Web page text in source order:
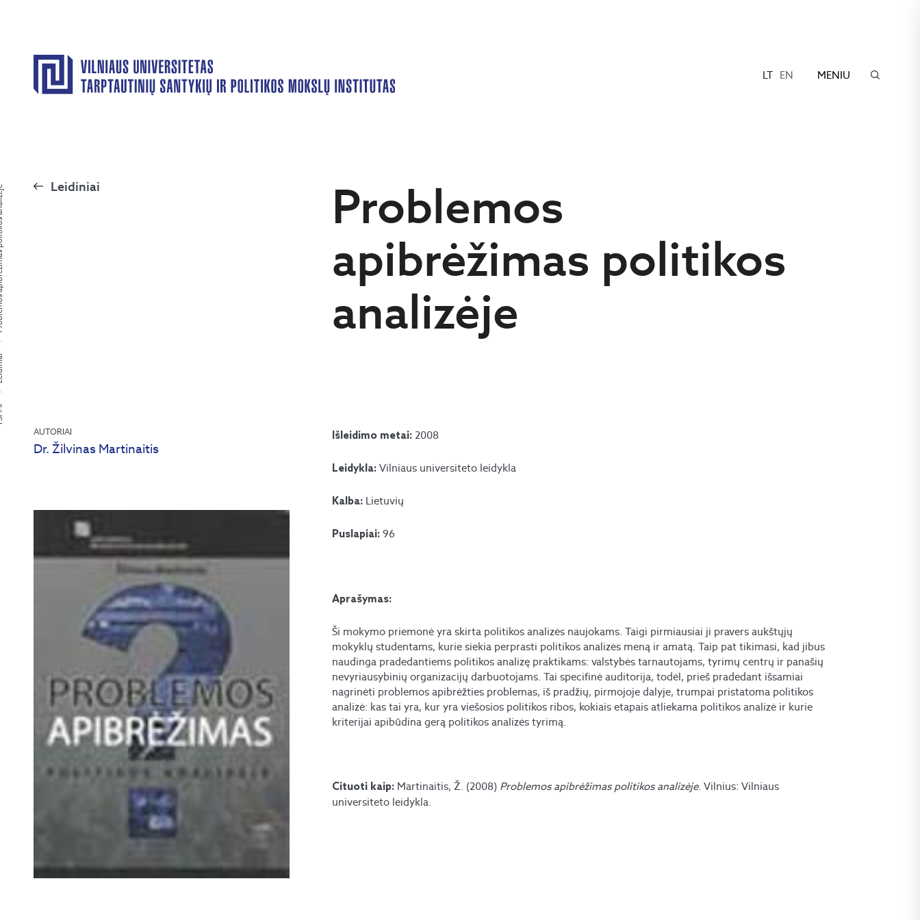
LT EN MENIU
analizėje Leidiniai
Problemos
apibrėžimas politikos
analizėje
AUTORIAI
Dr. Žilvinas Martinaitis
Išleidimo metai:2008
Leidykla:Vilniaus universiteto leidykla
Kalba: Lietuvių
Puslapiai:96
Aprašymas:
Ši mokymo priemonė yra skirta politikos analizės naujokams. Taigi pirmiausiai ji pravers aukštųjų
mokyklų studentams, kurie siekia perprasti politikos analizės meną ir amatą. Taip pat tikimasi, kad jibus
naudinga pradedantiems politikos analizę praktikams: valstybės tarnautojams, tyrimų centrų ir panašių
nevyriausybinių organizacijų darbuotojams. Tai specifinė auditorija, todėl, prieš pradedant išsamiai
nagrinėti problemos apibrėžties problemas, iš pradžių, pirmojoje dalyje, trumpai pristatoma politikos
analizė: kas tai yra, kur yra viešosios politikos ribos, kokiais etapais atliekama politikos analizė ir kurie
kriterijai apibūdina gerą politikos analizės tyrimą.
Cituoti kaip: Martinaitis, Ž. (2008) Problemos apibrėžimas politikos analizėje. Vilnius: Vilniaus
universiteto leidykla.